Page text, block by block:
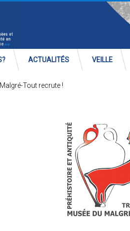
ACTUALITÉS VEILLE
Malgré-Tout recrute !